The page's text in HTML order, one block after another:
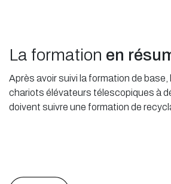
La formation en
Après avoir suivi la formation de
chariots élévateurs télescopiques à
doivent suivre une formation de